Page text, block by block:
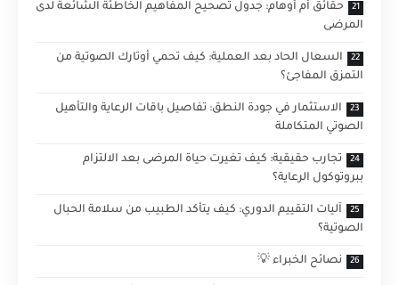
حقائق أم أوهام: جدول تصحيح المفاهيم الخاطئة الشائعة لدى
المرضى
السعال الحاد بعد العملية: كيف تحمي أوتارك الصوتية من
التمزق المفاجئ؟
الاستثمار في جودة النطق: تفاصيل باقات الرعاية والتأهيل
الصوتي المتكاملة
تجارب حقيقية: كيف تغيرت حياة المرضى بعد الالتزام
ببروتوكول الرعاية؟
آليات التقييم الدوري: كيف يتأكد الطبيب من سلامة الحبال
الصوتية؟
نصائح الخبراء 💡